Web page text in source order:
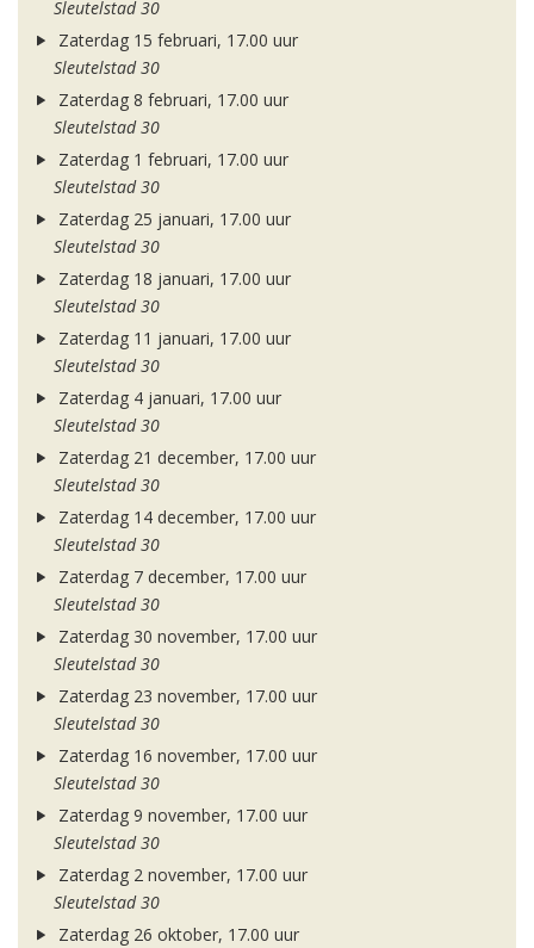
Sleutelstad 30
Zaterdag 15 februari, 17.00 uur
Sleutelstad 30
Zaterdag 8 februari, 17.00 uur
Sleutelstad 30
Zaterdag 1 februari, 17.00 uur
Sleutelstad 30
Zaterdag 25 januari, 17.00 uur
Sleutelstad 30
Zaterdag 18 januari, 17.00 uur
Sleutelstad 30
Zaterdag 11 januari, 17.00 uur
Sleutelstad 30
Zaterdag 4 januari, 17.00 uur
Sleutelstad 30
Zaterdag 21 december, 17.00 uur
Sleutelstad 30
Zaterdag 14 december, 17.00 uur
Sleutelstad 30
Zaterdag 7 december, 17.00 uur
Sleutelstad 30
Zaterdag 30 november, 17.00 uur
Sleutelstad 30
Zaterdag 23 november, 17.00 uur
Sleutelstad 30
Zaterdag 16 november, 17.00 uur
Sleutelstad 30
Zaterdag 9 november, 17.00 uur
Sleutelstad 30
Zaterdag 2 november, 17.00 uur
Sleutelstad 30
Zaterdag 26 oktober, 17.00 uur